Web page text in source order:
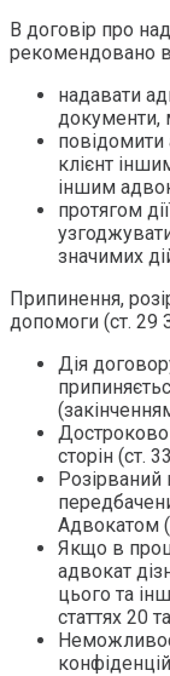
В договір про
рекомендовано
надавати
документи,
повідомити
клієнт
іншим
протягом
значимих
Припинення,
допомоги (ст. 29
Дія
сторін (ст.
Розірваний
Адвокатом
Якщо в
адвокат
цього та
статтях 20